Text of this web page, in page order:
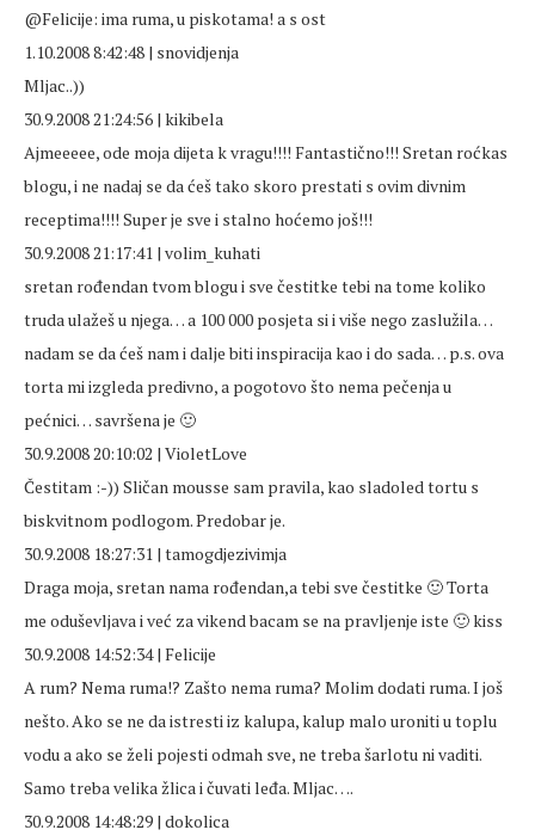
@Felicije: ima ruma, u piskotama! a s ost
1.10.2008 8:42:48 | snovidjenja
Mljac..))
30.9.2008 21:24:56 | kikibela
Ajmeeeee, ode moja dijeta k vragu!!!! Fantastično!!! Sretan roćkas
blogu, i ne nadaj se da ćeš tako skoro prestati s ovim divnim
receptima!!!! Super je sve i stalno hoćemo još!!!
30.9.2008 21:17:41 | volim_kuhati
sretan rođendan tvom blogu i sve čestitke tebi na tome koliko
truda ulažeš u njega… a 100 000 posjeta si i više nego zaslužila…
nadam se da ćeš nam i dalje biti inspiracija kao i do sada… p.s. ova
torta mi izgleda predivno, a pogotovo što nema pečenja u
pećnici… savršena je 🙂
30.9.2008 20:10:02 | VioletLove
Čestitam :-)) Sličan mousse sam pravila, kao sladoled tortu s
biskvitnom podlogom. Predobar je.
30.9.2008 18:27:31 | tamogdjezivimja
Draga moja, sretan nama rođendan,a tebi sve čestitke 🙂 Torta
me oduševljava i već za vikend bacam se na pravljenje iste 🙂 kiss
30.9.2008 14:52:34 | Felicije
A rum? Nema ruma!? Zašto nema ruma? Molim dodati ruma. I još
nešto. Ako se ne da istresti iz kalupa, kalup malo uroniti u toplu
vodu a ako se želi pojesti odmah sve, ne treba šarlotu ni vaditi.
Samo treba velika žlica i čuvati leđa. Mljac….
30.9.2008 14:48:29 | dokolica